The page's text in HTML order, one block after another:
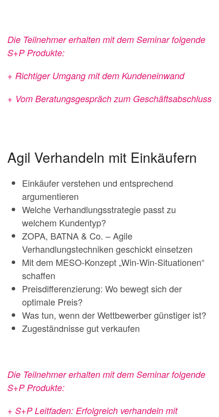
Die Teilnehmer erhalten mit dem Seminar folgende
S+P Produkte:
+ Richtiger Umgang mit dem Kundeneinwand
+ Vom Beratungsgespräch zum Geschäftsabschluss
Agil Verhandeln mit Einkäufern
Einkäufer verstehen und entsprechend
argumentieren
Welche Verhandlungsstrategie passt zu
welchem Kundentyp?
ZOPA, BATNA & Co. – Agile
Verhandlungstechniken geschickt einsetzen
Mit dem MESO-Konzept „Win-Win-Situationen“
schaffen
Preisdifferenzierung: Wo bewegt sich der
optimale Preis?
Was tun, wenn der Wettbewerber günstiger ist?
Zugeständnisse gut verkaufen
Die Teilnehmer erhalten mit dem Seminar folgende
S+P Produkte:
+ S+P Leitfaden: Erfolgreich verhandeln mit